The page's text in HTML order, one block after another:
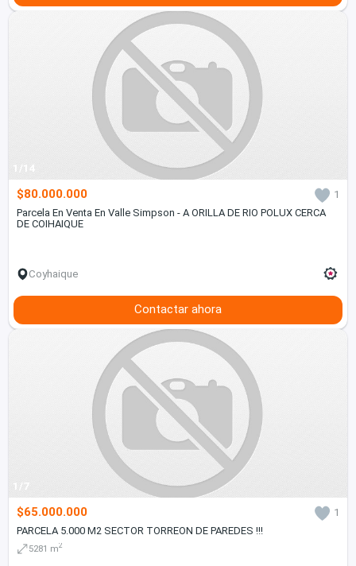
1/14
$80.000.000
1
Parcela En Venta En Valle Simpson - A ORILLA DE RIO POLUX CERCA
DE COIHAIQUE
Coyhaique
Contactar ahora
1/7
$65.000.000
1
PARCELA 5.000 M2 SECTOR TORREON DE PAREDES !!!
5281 m2